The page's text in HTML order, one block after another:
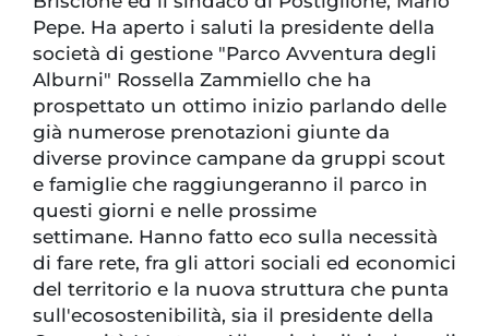
Pepe. Ha aperto i saluti la presidente della
società di gestione "Parco Avventura degli
Alburni" Rossella Zammiello che ha
prospettato un ottimo inizio parlando delle
già numerose prenotazioni giunte da
diverse province campane da gruppi scout
e famiglie che raggiungeranno il parco in
questi giorni e nelle prossime
settimane. Hanno fatto eco sulla necessità
di fare rete, fra gli attori sociali ed economici
del territorio e la nuova struttura che punta
sull'ecosostenibilità, sia il presidente della